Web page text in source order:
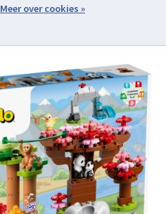
Meer over cookies »